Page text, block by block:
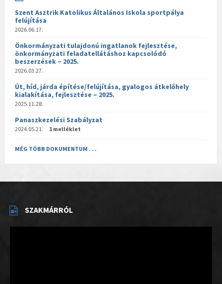
Szent Asztrik Katolikus Általános Iskola sportpálya
felújítása
2026.06.17.
Önkormányzati tulajdonú ingatlanok fejlesztése,
önkormányzati feladatellátáshoz kapcsolódó
beszerzések – 2025.
2026.03.27.
Út, híd, járda építése/felújítása, gyalogos átkelőhely
kialakítása, fejlesztése – 2025.
2025.11.28.
Panaszkezelési Szabályzat
2024.05.21. 1 melléklet
MÉG TÖBB DOKUMENTUM . . .
SZAKMÁRRÓL